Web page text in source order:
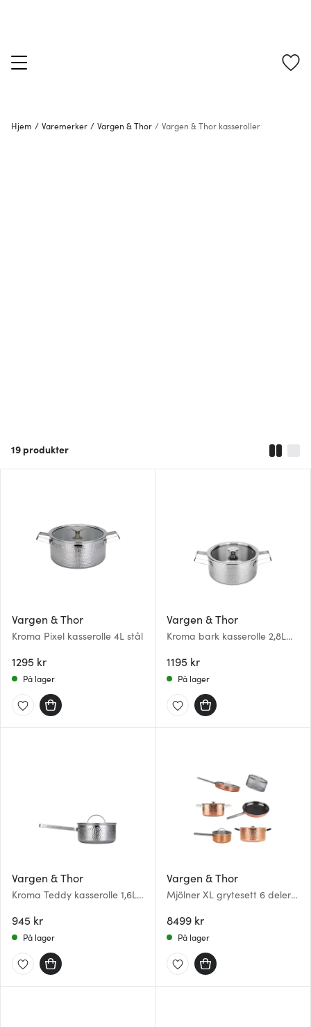
Hjem / Varemerker / Vargen & Thor / Vargen & Thor kasseroller
19 produkter
Vargen & Thor
Kroma Pixel kasserolle 4L stål
1295 kr
På lager
Vargen & Thor
Kroma bark kasserolle 2,8L
1195 kr
På lager
Vargen & Thor
Kroma Teddy kasserolle 1,6L
945 kr
På lager
Vargen & Thor
Mjölner XL grytesett 6 deler
8499 kr
På lager